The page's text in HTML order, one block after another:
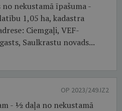
nekustamā īpašuma -
1,05 ha, kadastra
Ciemgaļi, VEF-
Saulkrastu novads...
OP 2023/249.IZ2
- ½ daļa no nekustamā